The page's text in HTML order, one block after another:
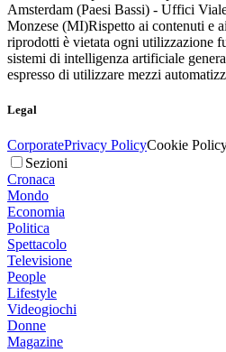
Amsterdam (Paesi Bassi) - Uffici
Monzese (MI)Rispetto ai contenuti e
riprodotti è vietata ogni utilizzazione
sistemi di intelligenza artificiale
espresso di utilizzare mezzi
Legal
CorporatePrivacy PolicyCookie
Sezioni
Cronaca
Mondo
Economia
Politica
Spettacolo
Televisione
People
Lifestyle
Videogiochi
Donne
Magazine